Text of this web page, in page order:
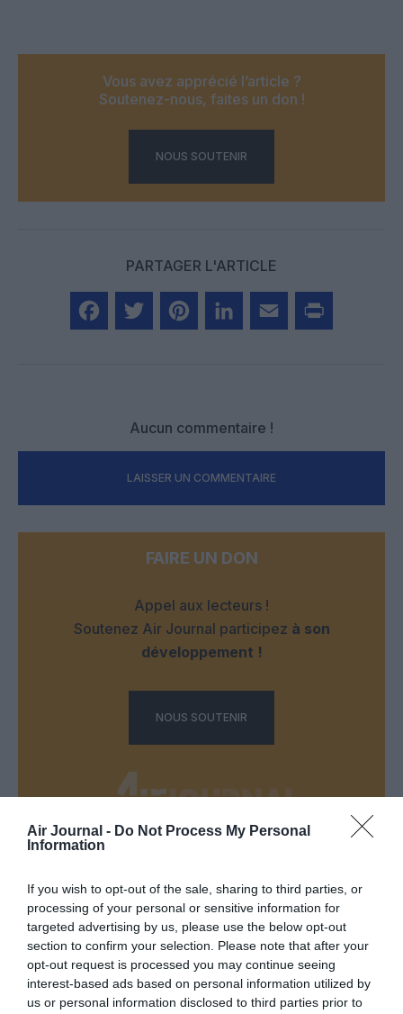
Air Journal - Do Not Process My Personal
Information
If you wish to opt-out of the sale, sharing to third parties, or
processing of your personal or sensitive information for
targeted advertising by us, please use the below opt-out
section to confirm your selection. Please note that after your
opt-out request is processed you may continue seeing
interest-based ads based on personal information utilized by
us or personal information disclosed to third parties prior to
Vous avez apprécié l’article ?
Soutenez-nous, faites un don !
NOUS SOUTENIR
PARTAGER L'ARTICLE
Aucun commentaire !
LAISSER UN COMMENTAIRE
FAIRE UN DON
Appel aux lecteurs !
Soutenez Air Journal participez à son
développement !
NOUS SOUTENIR
Mathématiquesa commenté l'article :
19 h 23 sans escale : le Boeing 777F de National
Airlines relie l’Écosse à l’Australie